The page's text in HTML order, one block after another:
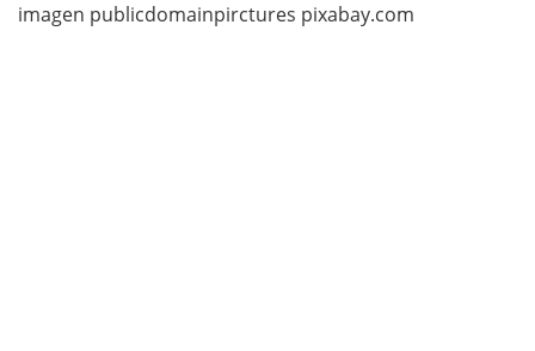
imagen publicdomainpirctures pixabay.com